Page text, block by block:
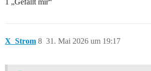
1 „Gefällt mir“
X_Strom 31. Mai 2026 um 19:17
8